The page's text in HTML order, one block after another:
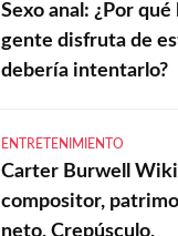
Sexo anal: ¿Por qué
gente disfruta de
debería intentarlo?
ENTRETENIMIENTO
Carter Burwell
compositor,
neto, Crepúsculo,